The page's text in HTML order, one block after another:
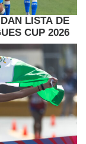
LISTA DE
CUP 2026